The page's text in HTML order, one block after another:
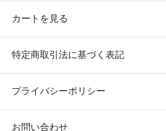
カートを見る
特定商取引法に基づく表記
プライバシーポリシー
お問い合わせ